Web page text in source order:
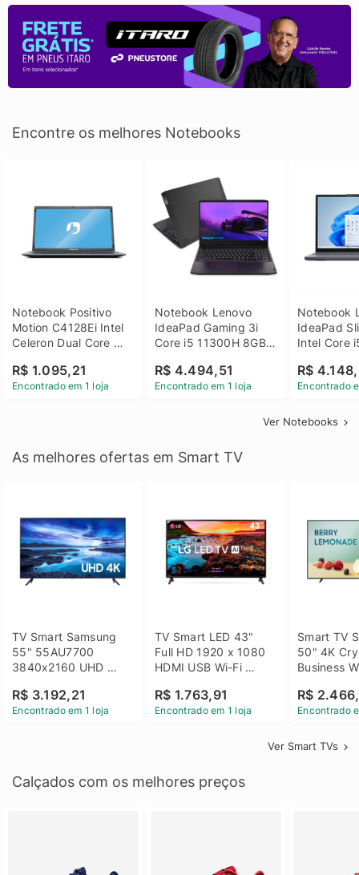
Encontre os melhores Notebooks
Notebook Positivo
Motion C4128Ei Intel
Celeron Dual Core
Linux 14 - 3002181
R$ 1.095,21
Encontrado em 1 loja
Notebook Lenovo
IdeaPad Gaming 3i
Core i5 11300H 8GB
GTX 1650 4GB 15.6
FHD Linux - Preto
R$ 4.494,51
Encontrado em 1 loja
Notebook
IdeaPad
Intel Core
SSD Win
R$
Encontrado
Ver Notebooks
As melhores ofertas em Smart TV
TV Smart Samsung
55" 55AU7700
3840x2160 UHD
Bluetooth
R$ 3.192,21
Encontrado em 1 loja
TV Smart LED 43"
Full HD 1920 x 1080
HDMI USB Wi-Fi
43LM631C0SB LG
R$ 1.763,91
Encontrado em 1 loja
Smart TV
50" 4K
Business
R$
Encontrado
Ver Smart TVs
Calçados com os melhores preços